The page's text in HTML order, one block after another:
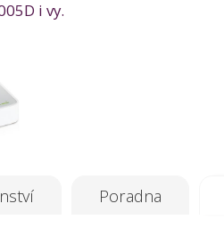
i vy.
Poradna